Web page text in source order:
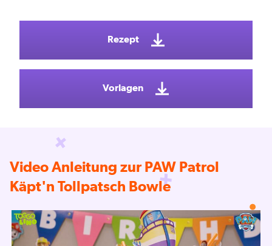
Rezept
Vorlagen
Video Anleitung zur PAW Patrol
Käpt'n Tollpatsch Bowle